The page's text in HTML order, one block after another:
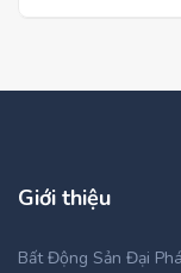
Giới thiệu
Bất Động Sản Đại